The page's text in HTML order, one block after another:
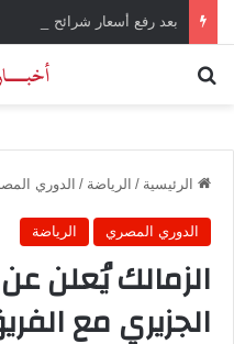
الرئيسية / الرياضة / الدوري
الدوري المصري الرياضة
الزمالك يُعلن
الجزيري مع